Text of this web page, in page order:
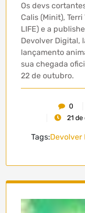
Os devs
Calis (Minit), Terri
LIFE) e a
Devolver Digital,
lançamento
sua chegada
22 de outubro.
0
21
Tags:Devolver